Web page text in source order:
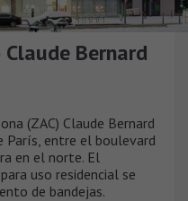
Bernard
(ZAC) Claude Bernard
París, entre el boulevard
en el norte. El
uso residencial se
de bandejas.